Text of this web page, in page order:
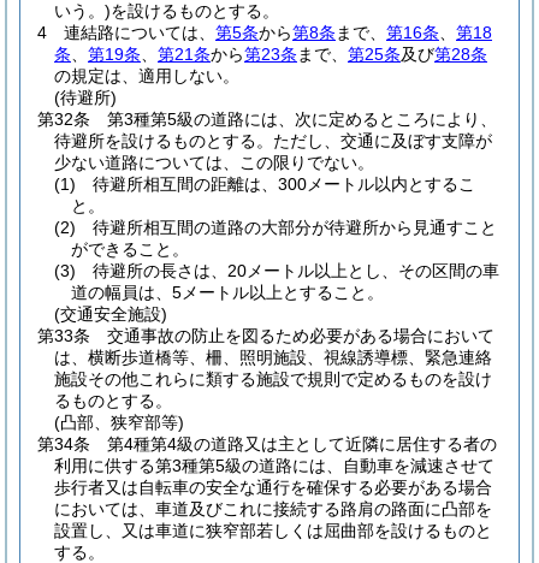
いう。)を設けるものとする。
4
連結路については、 第5条から第8条 まで、 第16条
第18
条
第19条 第21条から第23条 まで、 第25条及び第28条
の規定は、適用しない。
(待避所)
第32条
第3種第5級の道路には、次に定めるところにより、
待避所を設けるものとする。 ただし、交通に及ぼす支障が
少ない道路については、この限りでない。
(1)
待避所相互間の距離は、300メートル以内とするこ
と。
(2)
待避所相互間の道路の大部分が待避所から見通すこと
ができること。
(3)
待避所の長さは、20メートル以上とし、その区間の車
道の幅員は、5メートル以上とすること。
(交通安全施設)
第33条
交通事故の防止を図るため必要がある場合において
は、横断歩道橋等、柵、照明施設、視線誘導標、緊急連絡
施設その他これらに類する施設で規則で定めるものを設け
るものとする。
(凸部、狭窄部等)
第34条
第4種第4級の道路又は主として近隣に居住する者の
利用に供する第3種第5級の道路には、自動車を減速させて
歩行者又は自転車の安全な通行を確保する必要がある場合
においては、車道及びこれに接続する路肩の路面に凸部を
設置し、又は車道に狭窄部若しくは屈曲部を設けるものと
する。